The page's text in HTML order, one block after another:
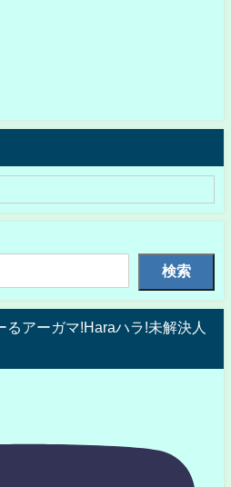
検索
るアーガマ!Haraハラ!未解決人